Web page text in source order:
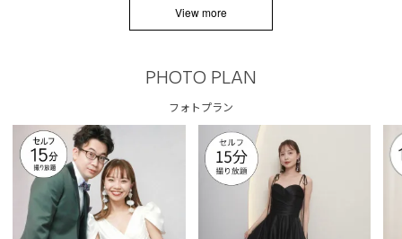
View more
PHOTO PLAN
フォトプラン